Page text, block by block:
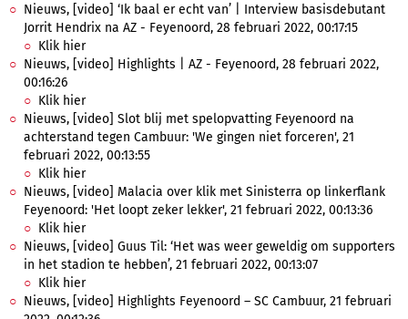
Nieuws, [video] ‘Ik baal er echt van’ | Interview basisdebutant
Jorrit Hendrix na AZ - Feyenoord, 28 februari 2022, 00:17:15
Klik hier
Nieuws, [video] Highlights | AZ - Feyenoord, 28 februari 2022,
00:16:26
Klik hier
Nieuws, [video] Slot blij met spelopvatting Feyenoord na
achterstand tegen Cambuur: 'We gingen niet forceren', 21
februari 2022, 00:13:55
Klik hier
Nieuws, [video] Malacia over klik met Sinisterra op linkerflank
Feyenoord: 'Het loopt zeker lekker', 21 februari 2022, 00:13:36
Klik hier
Nieuws, [video] Guus Til: ‘Het was weer geweldig om supporters
in het stadion te hebben’, 21 februari 2022, 00:13:07
Klik hier
Nieuws, [video] Highlights Feyenoord – SC Cambuur, 21 februari